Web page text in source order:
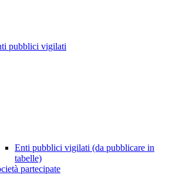
pubblici vigilati
Enti pubblici vigilati (da pubblicare in
tabelle)
partecipate